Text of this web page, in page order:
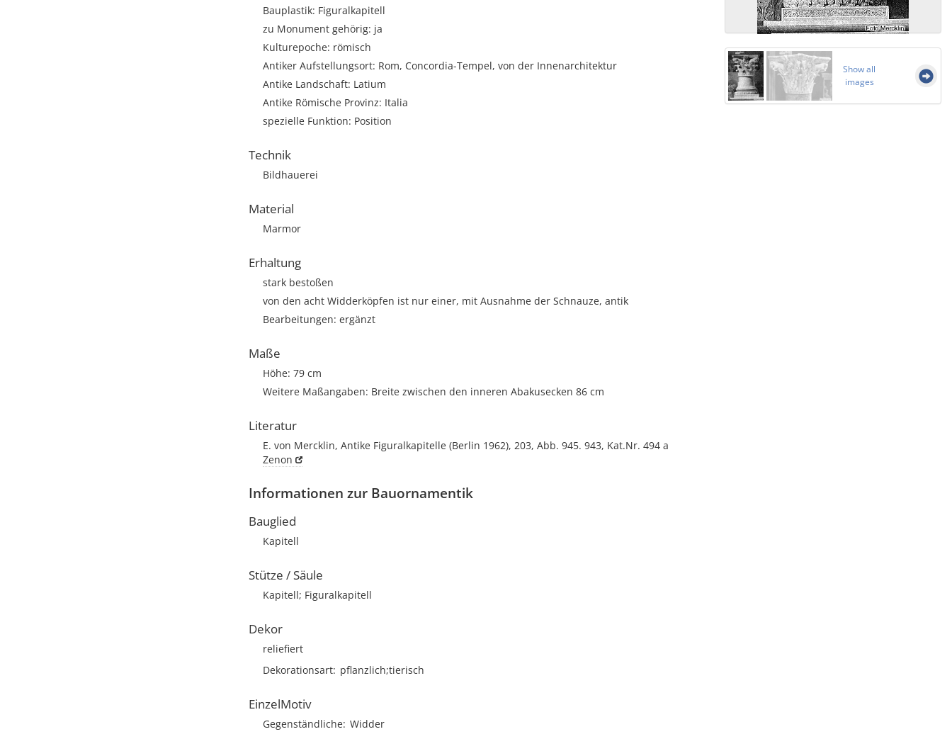
Bauplastik: Figuralkapitell
zu Monument gehörig: ja
Kulturepoche: römisch
Antiker Aufstellungsort: Rom, Concordia-Tempel, von der Innenarchitektur
Antike Landschaft: Latium
Antike Römische Provinz: Italia
spezielle Funktion: Position
Technik
Bildhauerei
Material
Marmor
Erhaltung
stark bestoßen
von den acht Widderköpfen ist nur einer, mit Ausnahme der Schnauze, antik
Bearbeitungen: ergänzt
Maße
Höhe: 79 cm
Weitere Maßangaben: Breite zwischen den inneren Abakusecken 86 cm
Literatur
E. von Mercklin, Antike Figuralkapitelle (Berlin 1962), 203, Abb. 945. 943, Kat.Nr. 494 a
Zenon
Informationen zur Bauornamentik
Bauglied
Kapitell
Stütze / Säule
Kapitell; Figuralkapitell
Dekor
reliefiert
Dekorationsart pflanzlich;tierisch
EinzelMotiv
Gegenständliche Widder
Show all
images